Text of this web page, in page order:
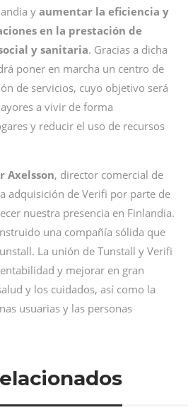
y aumentar la eficiencia y
en la prestación de
y sanitaria. Gracias a dicha
poner en marcha un centro de
de servicios, cuyo objetivo será
a vivir de forma
y reducir el uso de recursos
Axelsson, director comercial de
adquisición de Verifi por parte de
nuestra presencia en Finlandia.
una compañía sólida que
La unión de Tunstall y Verifi
y mejorar en gran
y los cuidados, así como la
usuarias y las personas